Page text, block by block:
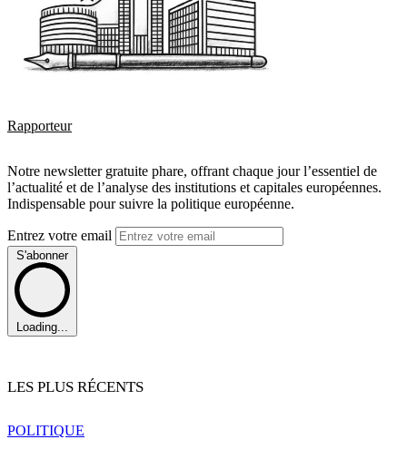
Rapporteur
Notre newsletter gratuite phare, offrant chaque jour l’essentiel de
l’actualité et de l’analyse des institutions et capitales européennes.
Indispensable pour suivre la politique européenne.
Entrez votre email
S'abonner
Loading...
LES PLUS RÉCENTS
POLITIQUE